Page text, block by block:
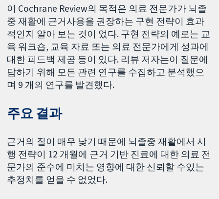
이 Cochrane Review의 목적은 의료 전문가가 뇌졸
중 재활에 근거사용을 권장하는 구현 전략이 효과
적인지 알아 보는 것이 었다. 구현 전략의 예로는 교
육 워크숍, 교육 자료 또는 의료 전문가에게 성과에
대한 피드백 제공 등이 있다. 리뷰 저자는이 질문에
답하기 위해 모든 관련 연구를 수집하고 분석했으
며 9 개의 연구를 발견했다.
주요 결과
근거의 질이 매우 낮기 때문에 뇌졸중 재활에서 시
행 전략이 12 개월에 근거 기반 진료에 대한 의료 전
문가의 준수에 미치는 영향에 대한 신뢰할 수있는
추정치를 얻을 수 없었다.